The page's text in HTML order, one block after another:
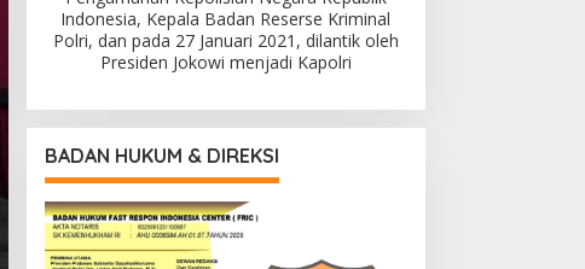
Indonesia, Kepala Badan Reserse Kriminal
Polri, dan pada 27 Januari 2021, dilantik oleh
Presiden Jokowi menjadi Kapolri
BADAN HUKUM & DIREKSI